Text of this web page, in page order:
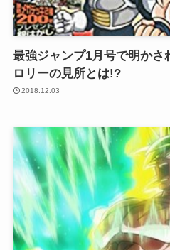
最強ジャンプ1月号で明かさ
ロリーの見所とは!?
2018.12.03